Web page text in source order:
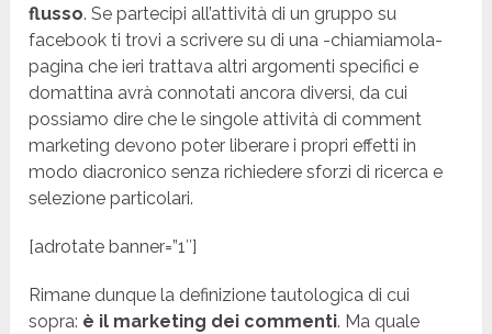
flusso. Se partecipi all’attività di un gruppo su
facebook ti trovi a scrivere su di una -chiamiamola-
pagina che ieri trattava altri argomenti specifici e
domattina avrà connotati ancora diversi, da cui
possiamo dire che le singole attività di comment
marketing devono poter liberare i propri effetti in
modo diacronico senza richiedere sforzi di ricerca e
selezione particolari.
[adrotate banner=”1″]
Rimane dunque la definizione tautologica di cui
sopra: è il marketing dei commenti. Ma quale